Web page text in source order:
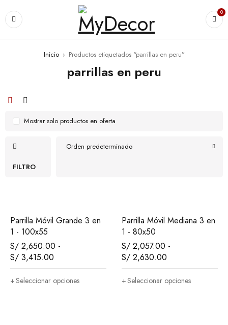
0
Inicio › Productos etiquetados “parrillas en peru”
parrillas en peru
FILTRO
Orden predeterminado
Mostrar solo productos en oferta
Parrilla Móvil Grande 3 en
1 - 100x55
S/ 2,650.00 -
S/ 3,415.00
Seleccionar opciones
Parrilla Móvil Mediana 3 en
1 - 80x50
S/ 2,057.00 -
S/ 2,630.00
Seleccionar opciones